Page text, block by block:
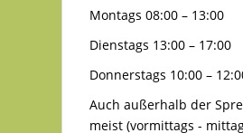
Montags 08:00 – 13:00
Dienstags 13:00 – 17:00
Donnerstags 10:00 –
Auch außerhalb der
meist (vormittags -